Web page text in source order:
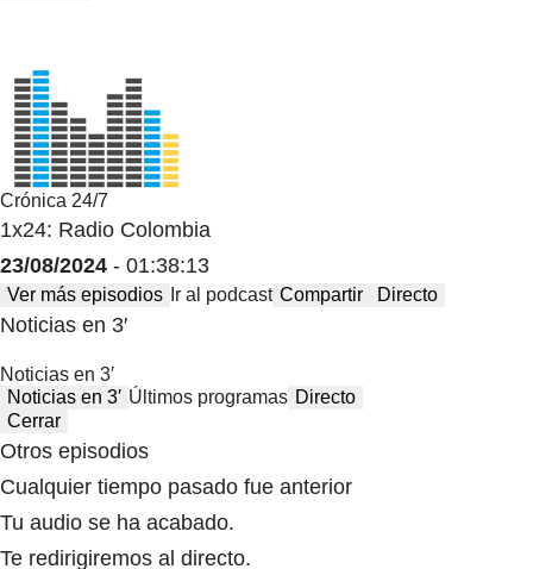
Crónica 24/7
1x24: Radio Colombia
23/08/2024 - 01:38:13
Ver más episodios Ir al podcast Compartir Directo
Noticias en 3′
Noticias en 3′
Noticias en 3′ Últimos programas Directo
Cerrar
Otros episodios
Cualquier tiempo pasado fue anterior
Tu audio se ha acabado.
Te redirigiremos al directo.